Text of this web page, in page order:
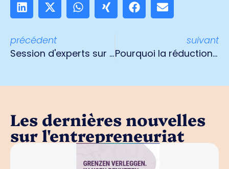
précédent
Session d'experts sur la loi sur l'environnement pour les entrepreneurs de la municipalité de Venlo
suivant
Pourquoi la réduction de moitié du cheptel est un non-sens
Les dernières nouvelles
sur l'entrepreneuriat